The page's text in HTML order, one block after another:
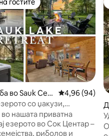
„Омилени на гостите“
гостите
во Sauk Cen
Просечна
4,96 (94)
со џакузи,
кајаци и понтон
нашата приватна
езерото во Сок Центар –
риболов и